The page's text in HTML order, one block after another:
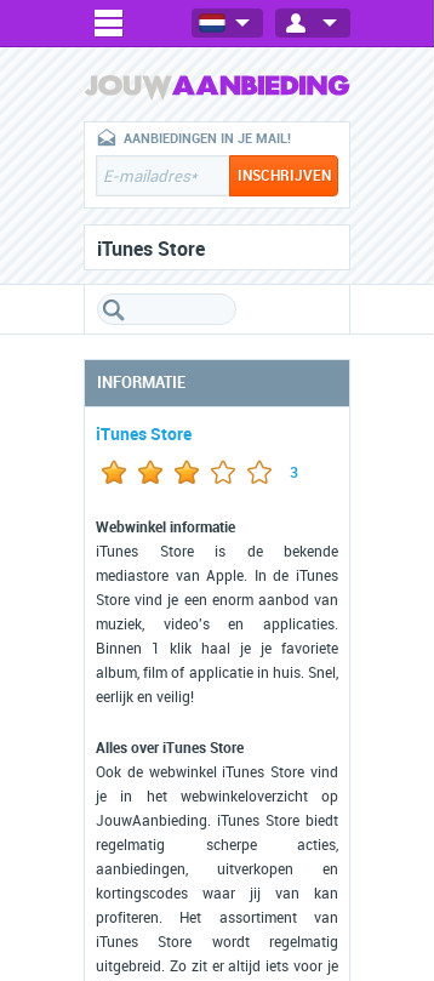
AANBIEDINGEN IN JE MAIL!
iTunes Store
INFORMATIE
iTunes Store
3
Webwinkel informatie
iTunes Store is de bekende
mediastore van Apple. In de iTunes
Store vind je een enorm aanbod van
muziek, video's en applicaties.
Binnen 1 klik haal je je favoriete
album, film of applicatie in huis. Snel,
eerlijk en veilig!
Alles over iTunes Store
Ook de webwinkel iTunes Store vind
je in het webwinkeloverzicht op
JouwAanbieding. iTunes Store biedt
regelmatig scherpe acties,
aanbiedingen, uitverkopen en
kortingscodes waar jij van kan
profiteren. Het assortiment van
iTunes Store wordt regelmatig
uitgebreid. Zo zit er altijd iets voor je